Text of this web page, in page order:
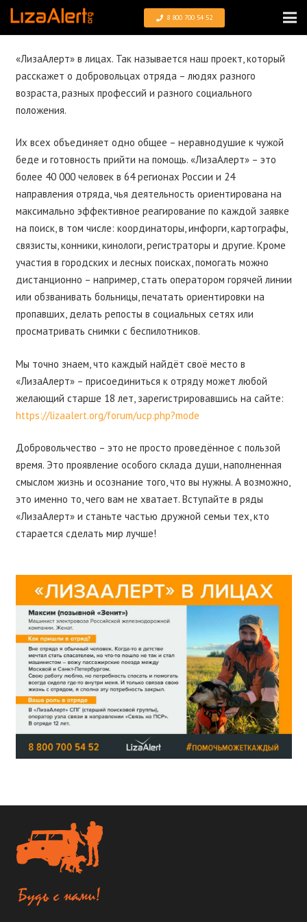
8 800 700 54 52
«ЛизаАлерт» в лицах. Так называется наш проект, который
расскажет о добровольцах отряда – людях разного
возраста, разных профессий и разного социального
положения.
Их всех объединяет одно общее – неравнодушие к чужой
беде и готовность прийти на помощь. «ЛизаАлерт» – это
более 40 000 человек в 64 регионах России и 24
направления отряда, чья деятельность ориентирована на
максимально эффективное реагирование по каждой заявке
на поиск, в том числе: координаторы, инфорги, картографы,
связисты, конники, кинологи, регистраторы и другие. Кроме
участия в городских и лесных поисках, помогать можно
дистанционно – например, стать оператором горячей линии
или обзванивать больницы, печатать ориентировки на
пропавших, делать репосты в социальных сетях или
просматривать снимки с беспилотников.
Мы точно знаем, что каждый найдёт своё место в
«ЛизаАлерт» – присоединиться к отряду может любой
желающий старше 18 лет, зарегистрировавшись на сайте:
https://lizaalert.org/forum/ucp.php?mode
Добровольчество – это не просто проведённое с пользой
время. Это проявление особого склада души, наполненная
смыслом жизнь и осознание того, что вы нужны. А возможно,
это именно то, чего вам не хватает. Вступайте в ряды
«ЛизаАлерт» и станьте частью дружной семьи тех, кто
старается сделать мир лучше!